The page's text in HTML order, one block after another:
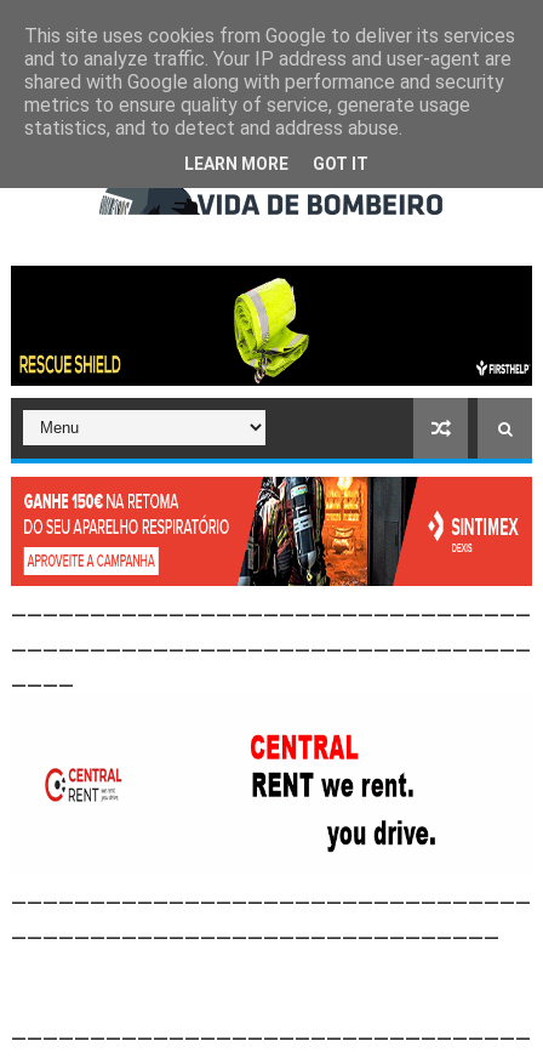
This site uses cookies from Google to deliver its services
and to analyze traffic. Your IP address and user-agent are
shared with Google along with performance and security
metrics to ensure quality of service, generate usage
statistics, and to detect and address abuse.
LEARN MORE GOT IT